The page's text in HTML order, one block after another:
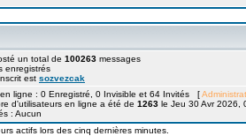
un total de 100263 messages
enregistrés
est sozvezcak
ligne : 0 Enregistré, 0 Invisible et 64 Invités [
d'utilisateurs en ligne a été de 1263 le Jeu 30 Avr 2026,
: Aucun
actifs lors des cinq dernières minutes.